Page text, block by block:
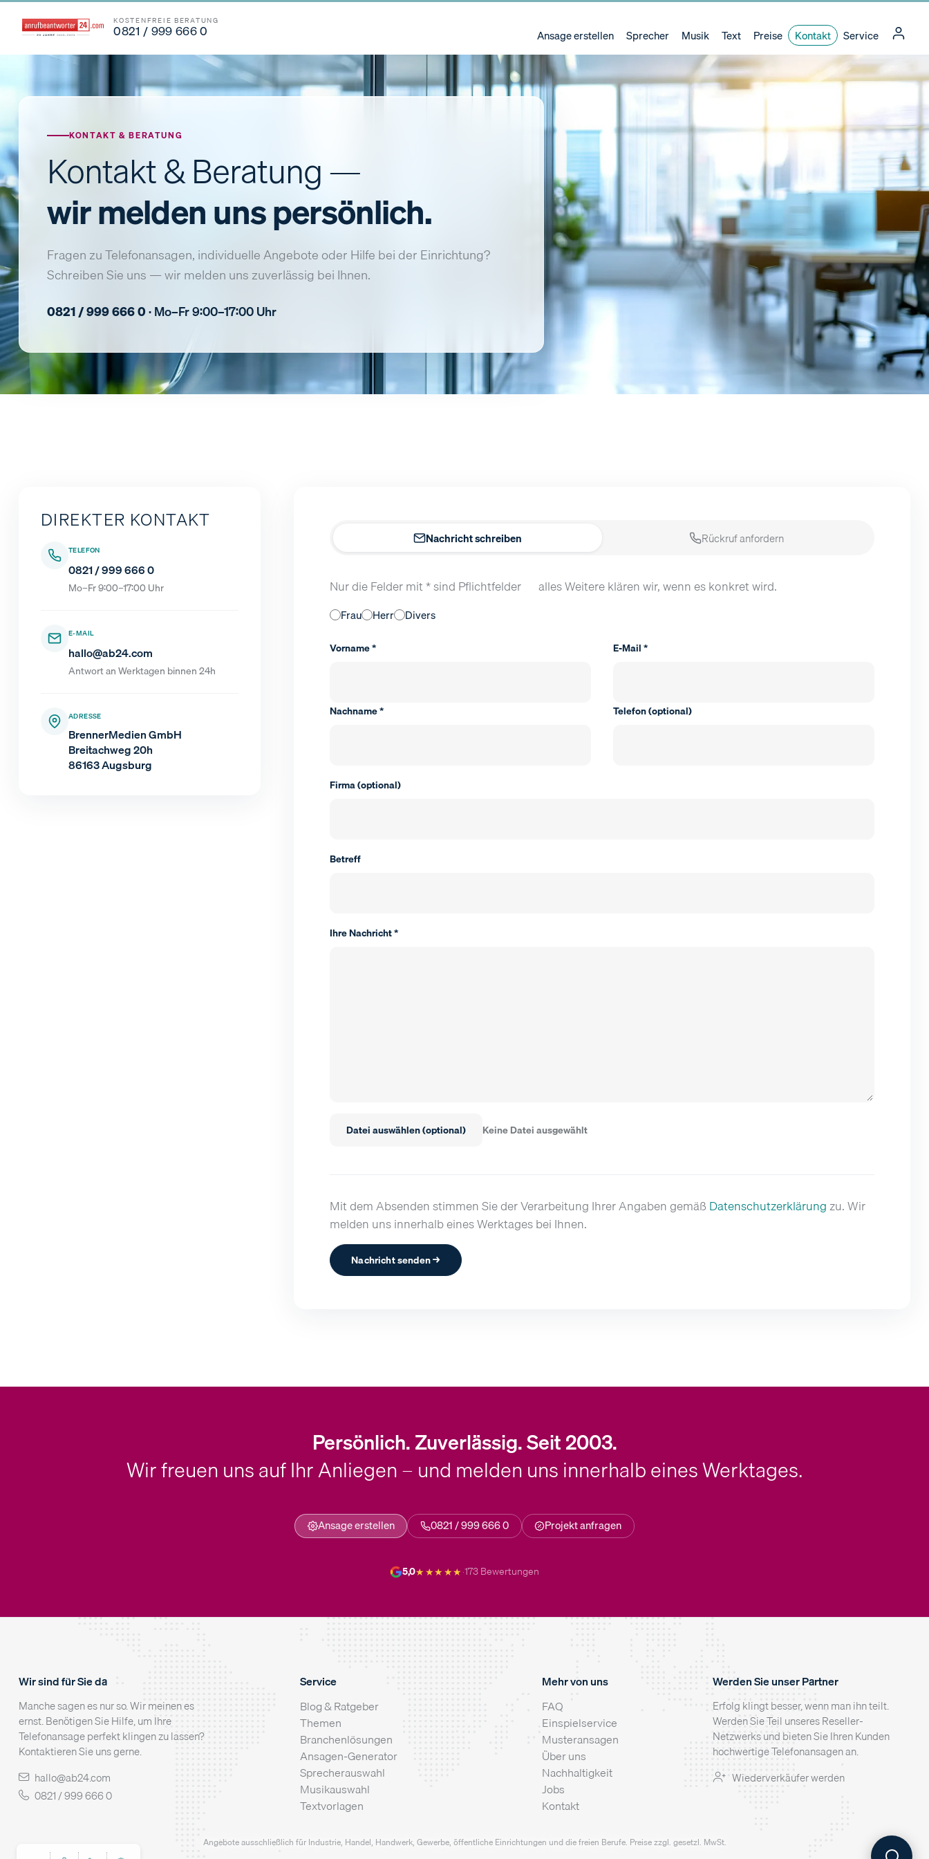
KOSTENFREIE BERATUNG
0821 / 999 666 0 Ansage erstellen Sprecher Musik Text Preise Kontakt Service
KONTAKT & BERATUNG
Kontakt & Beratung —
wir melden uns persönlich.
Fragen zu Telefonansagen, individuelle Angebote oder Hilfe bei der Einrichtung?
Schreiben Sie uns — wir melden uns zuverlässig bei Ihnen.
0821 / 999 666 0· Mo–Fr 9:00–17:00 Uhr
DIREKTER KONTAKT
TELEFON
0821 / 999 666 0
Mo–Fr 9:00–17:00 Uhr
E-MAIL
hallo@ab24.com
Antwort an Werktagen binnen 24h
ADRESSE
BrennerMedien GmbH
Breitachweg 20h
86163 Augsburg
Nachricht schreiben Rückruf anfordern
Nur die Felder mit * sind Pflichtfelder — alles Weitere klären wir, wenn es konkret wird.
Frau Herr Divers
Vorname *
Nachname *
E-Mail *
Telefon (optional)
Firma (optional)
Betreff
Ihre Nachricht *
Datei auswählen (optional) Keine Datei ausgewählt
Mit dem Absenden stimmen Sie der Verarbeitung Ihrer Angaben gemäß Datenschutzerklärungzu. Wir
melden uns innerhalb eines Werktages bei Ihnen.
Nachricht senden →
Persönlich. Zuverlässig. Seit 2003.
Wir freuen uns auf Ihr Anliegen – und melden uns innerhalb eines Werktages.
Ansage erstellen 0821 / 999 666 0 Projekt anfragen
5,0★★★★★·173 Bewertungen
Wir sind für Sie da
Manche sagen es nur so. Wir meinen es
ernst. Benötigen Sie Hilfe, um Ihre
Telefonansage perfekt klingen zu lassen?
Kontaktieren Sie uns gerne.
hallo@ab24.com
0821 / 999 666 0
Service
Blog & Ratgeber
Themen
Branchenlösungen
Ansagen-Generator
Sprecherauswahl
Musikauswahl
Textvorlagen
Mehr von uns
FAQ
Einspielservice
Musteransagen
Über uns
Nachhaltigkeit
Jobs
Kontakt
Werden Sie unser Partner
Erfolg klingt besser, wenn man ihn teilt.
Werden Sie Teil unseres Reseller-
Netzwerks und bieten Sie Ihren Kunden
hochwertige Telefonansagen an.
Wiederverkäufer werden
Angebote ausschließlich für Industrie, Handel, Handwerk, Gewerbe, öffentliche Einrichtungen und die freien Berufe. Preise zzgl. gesetzl. MwSt.